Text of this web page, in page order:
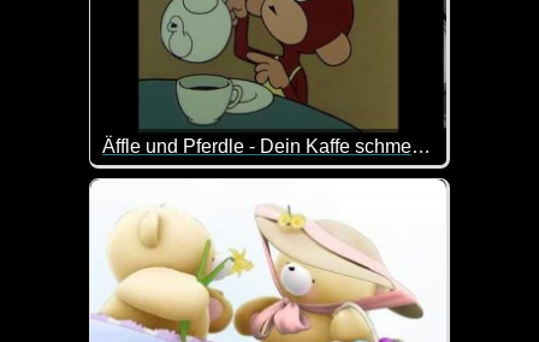
Äffle und Pferdle - Dein Kaffe schmeckt ja nach gar nix
Da hat das Äffle wohl was vergessen ;-)